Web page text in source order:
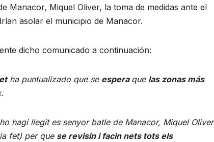
Manacor, Miquel Oliver, la toma de medidas ante el
asolar el municipio de Manacor.
dicho comunicado a continuación:
ha puntualizado que se espera que las zonas más
hagi llegit es senyor batle de Manacor, Miquel Oliver
fet) per que se revisin i facin nets tots els